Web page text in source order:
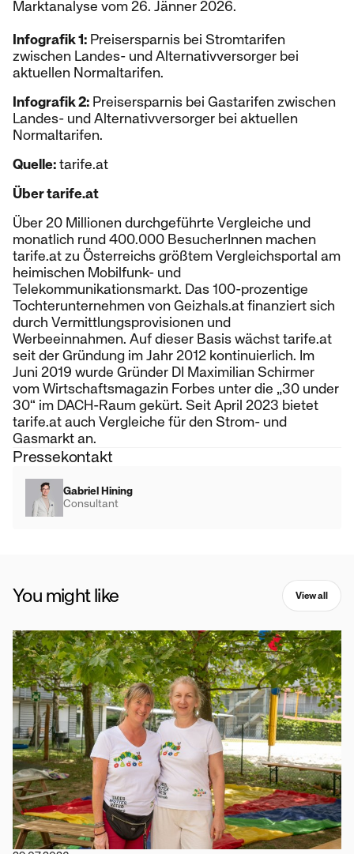
Marktanalyse vom 26. Jänner 2026.
Infografik 1: Preisersparnis bei Stromtarifen
zwischen Landes- und Alternativversorger bei
aktuellen Normaltarifen.
Infografik 2: Preisersparnis bei Gastarifen zwischen
Landes- und Alternativversorger bei aktuellen
Normaltarifen.
Quelle:tarife.at
Über tarife.at
Über 20 Millionen durchgeführte Vergleiche und
monatlich rund 400.000 BesucherInnen machen
tarife.at zu Österreichs größtem Vergleichsportal am
heimischen Mobilfunk- und
Telekommunikationsmarkt. Das 100-prozentige
Tochterunternehmen von Geizhals.at finanziert sich
durch Vermittlungsprovisionen und
Werbeeinnahmen. Auf dieser Basis wächst tarife.at
seit der Gründung im Jahr 2012 kontinuierlich. Im
Juni 2019 wurde Gründer DI Maximilian Schirmer
vom Wirtschaftsmagazin Forbes unter die „30 under
30“ im DACH-Raum gekürt. Seit April 2023 bietet
tarife.at auch Vergleiche für den Strom- und
Gasmarkt an.
Pressekontakt
Gabriel Hining
Consultant
You might like View all